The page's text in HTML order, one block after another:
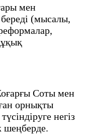
мен
береді (мысалы,
Соты мен
орнықты
негіз
шеңберде.